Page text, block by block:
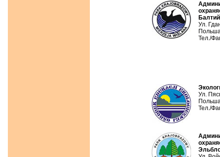
Ул.
Тел./
Ул.
Тел./